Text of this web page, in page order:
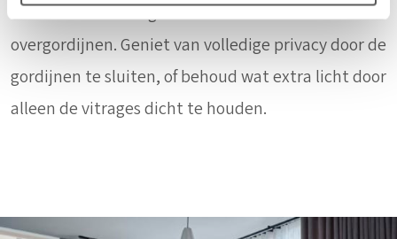
vooral wanneer ze gecombineerd worden met
overgordijnen. Geniet van volledige privacy door de
gordijnen te sluiten, of behoud wat extra licht door
alleen de vitrages dicht te houden.